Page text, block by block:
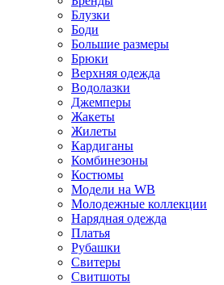
Блузки
Боди
Большие размеры
Брюки
Верхняя одежда
Водолазки
Джемперы
Жакеты
Жилеты
Кардиганы
Комбинезоны
Костюмы
Модели на WB
Молодежные коллекции
Нарядная одежда
Платья
Рубашки
Свитеры
Свитшоты